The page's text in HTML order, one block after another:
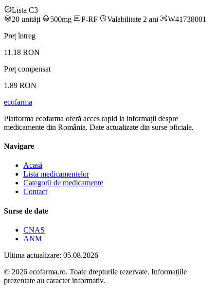
Lista C3
20 unități
500mg P-RF Valabilitate 2 ani
W41738001
Preț întreg
11.18 RON
Preț compensat
1.89 RON
ecofarma
Platforma ecofarma oferă acces rapid la informații despre
medicamente din România. Date actualizate din surse oficiale.
Navigare
Acasă
Lista medicamentelor
Categorii de medicamente
Contact
Surse de date
CNAS
ANM
Ultima actualizare: 05.08.2026
© 2026 ecofarma.ro. Toate drepturile rezervate. Informațiile
prezentate au caracter informativ.